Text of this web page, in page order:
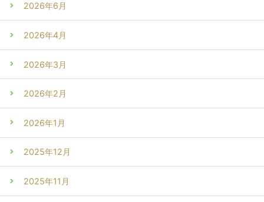
2026年6月
2026年4月
2026年3月
2026年2月
2026年1月
2025年12月
2025年11月